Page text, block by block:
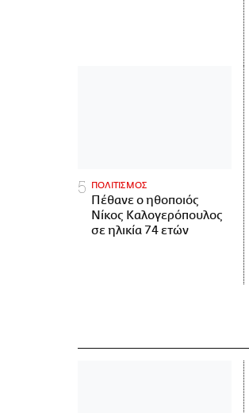
ΠΟΛΙΤΙΣΜΟΣ
Πέθανε ο ηθοποιός
Νίκος Καλογερόπουλος
σε ηλικία 74 ετών